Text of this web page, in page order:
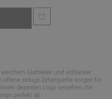
Glattleder und schlanker
eckige Zehenpartie sorgen für
dezenten Logo versehen, die
perfekt ab.